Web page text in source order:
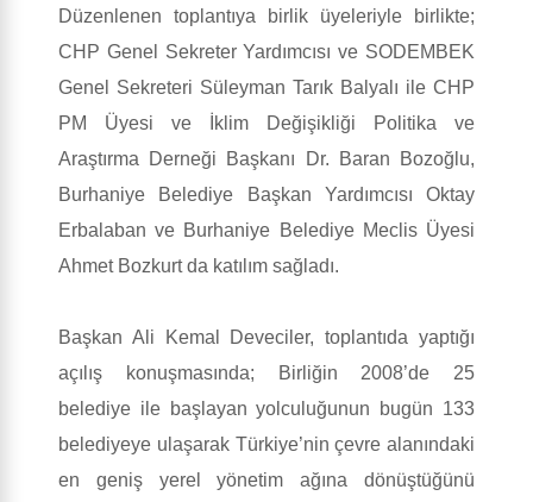
Düzenlenen toplantıya birlik üyeleriyle birlikte;
CHP Genel Sekreter Yardımcısı ve SODEMBEK
Genel Sekreteri Süleyman Tarık Balyalı ile CHP
PM Üyesi ve İklim Değişikliği Politika ve
Araştırma Derneği Başkanı Dr. Baran Bozoğlu,
Burhaniye Belediye Başkan Yardımcısı Oktay
Erbalaban ve Burhaniye Belediye Meclis Üyesi
Ahmet Bozkurt da katılım sağladı.
Başkan Ali Kemal Deveciler, toplantıda yaptığı
açılış konuşmasında; Birliğin 2008’de 25
belediye ile başlayan yolculuğunun bugün 133
belediyeye ulaşarak Türkiye’nin çevre alanındaki
en geniş yerel yönetim ağına dönüştüğünü